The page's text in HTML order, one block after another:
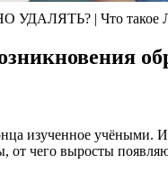
| Что
изученное учёными.
от чего выросты